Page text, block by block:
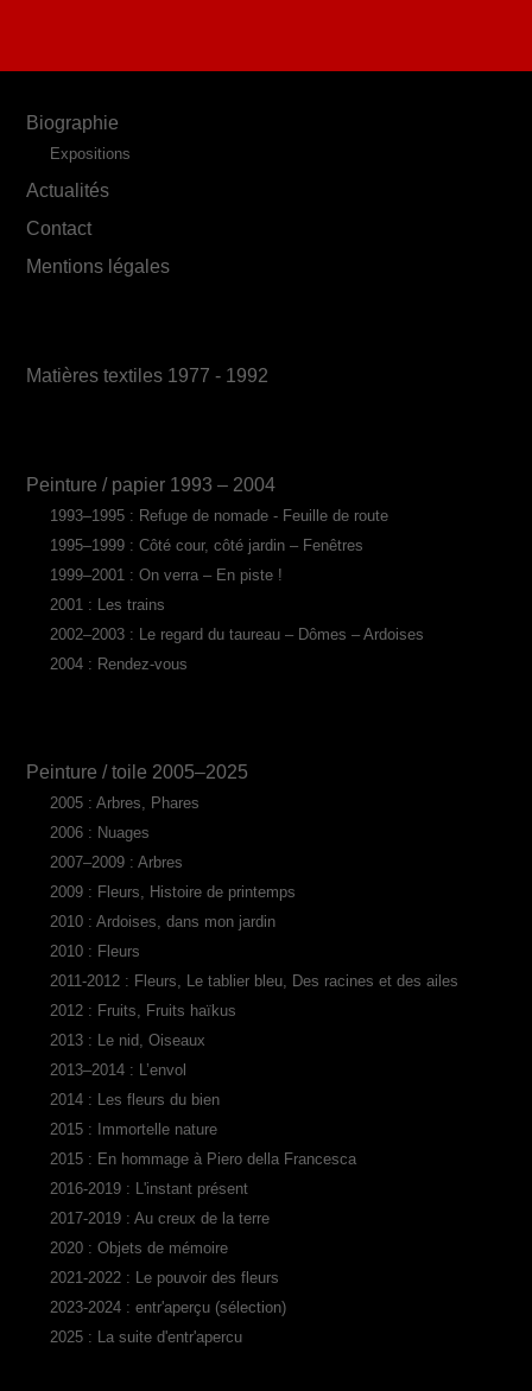
Biographie
Expositions
Actualités
Contact
Mentions légales
Matières textiles 1977 - 1992
Peinture / papier 1993 – 2004
1993–1995 : Refuge de nomade - Feuille de route
1995–1999 : Côté cour, côté jardin – Fenêtres
1999–2001 : On verra – En piste !
2001 : Les trains
2002–2003 : Le regard du taureau – Dômes – Ardoises
2004 : Rendez-vous
Peinture / toile 2005–2025
2005 : Arbres, Phares
2006 : Nuages
2007–2009 : Arbres
2009 : Fleurs, Histoire de printemps
2010 : Ardoises, dans mon jardin
2010 : Fleurs
2011-2012 : Fleurs, Le tablier bleu, Des racines et des ailes
2012 : Fruits, Fruits haïkus
2013 : Le nid, Oiseaux
2013–2014 : L’envol
2014 : Les fleurs du bien
2015 : Immortelle nature
2015 : En hommage à Piero della Francesca
2016-2019 : L'instant présent
2017-2019 : Au creux de la terre
2020 : Objets de mémoire
2021-2022 : Le pouvoir des fleurs
2023-2024 : entr'aperçu (sélection)
2025 : La suite d'entr'apercu